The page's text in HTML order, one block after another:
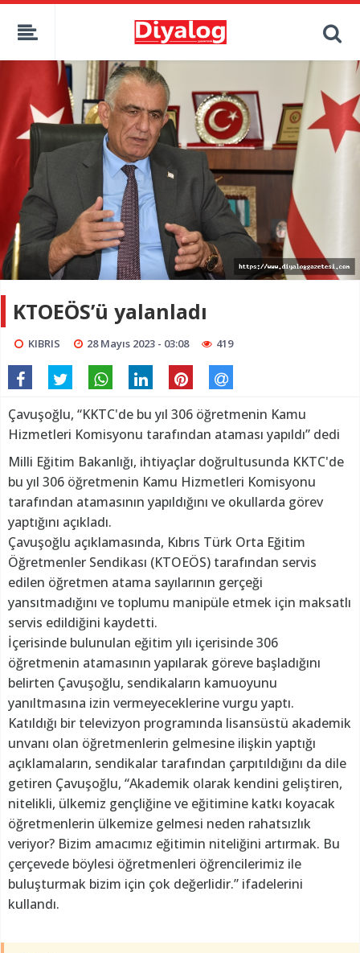
KTOEÖS’ü yalanladı
KIBRIS 28 Mayıs 2023 - 03:08 419
Çavuşoğlu, “KKTC'de bu yıl 306 öğretmenin Kamu
Hizmetleri Komisyonu tarafından ataması yapıldı” dedi
Milli Eğitim Bakanlığı, ihtiyaçlar doğrultusunda KKTC'de
bu yıl 306 öğretmenin Kamu Hizmetleri Komisyonu
tarafından atamasının yapıldığını ve okullarda görev
yaptığını açıkladı.
Çavuşoğlu açıklamasında, Kıbrıs Türk Orta Eğitim
Öğretmenler Sendikası (KTOEÖS) tarafından servis
edilen öğretmen atama sayılarının gerçeği
yansıtmadığını ve toplumu manipüle etmek için maksatlı
servis edildiğini kaydetti.
İçerisinde bulunulan eğitim yılı içerisinde 306
öğretmenin atamasının yapılarak göreve başladığını
belirten Çavuşoğlu, sendikaların kamuoyunu
yanıltmasına izin vermeyeceklerine vurgu yaptı.
Katıldığı bir televizyon programında lisansüstü akademik
unvanı olan öğretmenlerin gelmesine ilişkin yaptığı
açıklamaların, sendikalar tarafından çarpıtıldığını da dile
getiren Çavuşoğlu, “Akademik olarak kendini geliştiren,
nitelikli, ülkemiz gençliğine ve eğitimine katkı koyacak
öğretmenlerin ülkemize gelmesi neden rahatsızlık
veriyor? Bizim amacımız eğitimin niteliğini artırmak. Bu
çerçevede böylesi öğretmenleri öğrencilerimiz ile
buluşturmak bizim için çok değerlidir.” ifadelerini
kullandı.